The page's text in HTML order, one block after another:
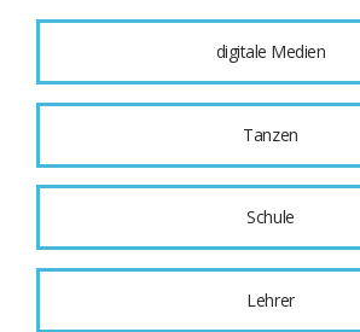
digitale Medien
Tanzen
Schule
Lehrer